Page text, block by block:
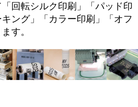
回転シルク印刷 」「パッド印
キング」「カラー印刷 」「オフ
す。